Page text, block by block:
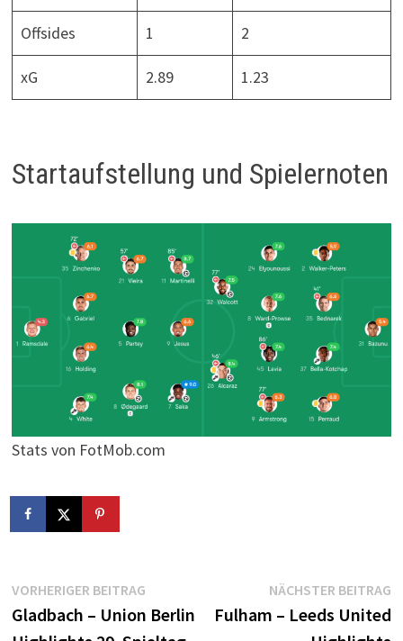
Offsides 1 2
xG 2.89 1.23
Startaufstellung und Spielernoten
Stats von FotMob.com
Beitragsnavigation
VORHERIGER BEITRAGVorheriger
Beitrag:
Gladbach – Union Berlin
NÄCHSTER BEITRAG
Fulham – Leeds United